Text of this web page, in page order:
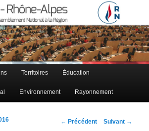
– Rhône-Alpes
RN à la région Auvergne – Rhône-Alpes
Territoires Éducation
Environnement Rayonnement
Navigation des articles
← Précédent Suivant →